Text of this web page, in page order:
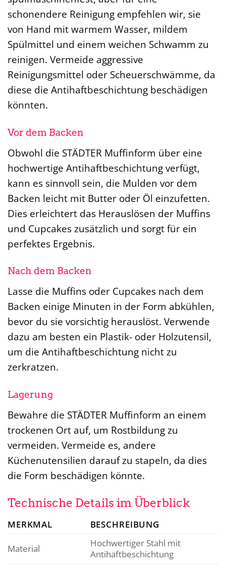
schonendere Reinigung empfehlen wir, sie
von Hand mit warmem Wasser, mildem
Spülmittel und einem weichen Schwamm zu
reinigen. Vermeide aggressive
Reinigungsmittel oder Scheuerschwämme, da
diese die Antihaftbeschichtung beschädigen
könnten.
Vor dem Backen
Obwohl die STÄDTER Muffinform über eine
hochwertige Antihaftbeschichtung verfügt,
kann es sinnvoll sein, die Mulden vor dem
Backen leicht mit Butter oder Öl einzufetten.
Dies erleichtert das Herauslösen der Muffins
und Cupcakes zusätzlich und sorgt für ein
perfektes Ergebnis.
Nach dem Backen
Lasse die Muffins oder Cupcakes nach dem
Backen einige Minuten in der Form abkühlen,
bevor du sie vorsichtig herauslöst. Verwende
dazu am besten ein Plastik- oder Holzutensil,
um die Antihaftbeschichtung nicht zu
zerkratzen.
Lagerung
Bewahre die STÄDTER Muffinform an einem
trockenen Ort auf, um Rostbildung zu
vermeiden. Vermeide es, andere
Küchenutensilien darauf zu stapeln, da dies
die Form beschädigen könnte.
Technische Details im Überblick
MERKMAL BESCHREIBUNG
Material
Hochwertiger Stahl mit
Antihaftbeschichtung